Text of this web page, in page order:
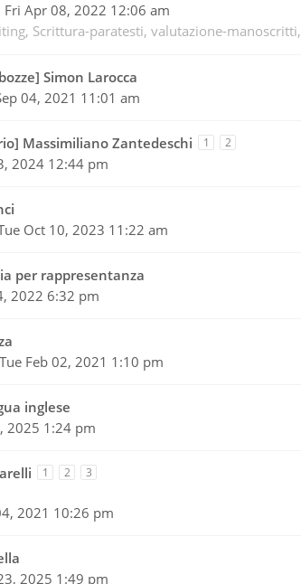
Fri Apr 08, 2022 12:06 am
Scrittura-paratesti valutazione-manoscritti
Simon Larocca
04, 2021 11:01 am
Massimiliano Zantedeschi 1 2
2024 12:44 pm
Oct 10, 2023 11:22 am
per rappresentanza
2022 6:32 pm
Tue Feb 02, 2021 1:10 pm
inglese
2025 1:24 pm
1 2 3
2021 10:26 pm
2025 1:49 pm